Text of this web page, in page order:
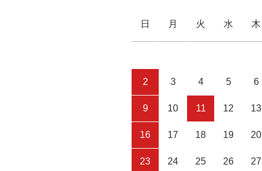
日 月 火 水 木
2 3 4 5 6
9 10 11 12 13
16 17 18 19 20
23 24 25 26 27